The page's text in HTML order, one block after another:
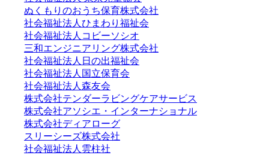
ぬくもりのおうち保育株式会社
社会福祉法人ひまわり福祉会
社会福祉法人コビーソシオ
三和エンジニアリング株式会社
社会福祉法人日の出福祉会
社会福祉法人国立保育会
社会福祉法人森友会
株式会社テンダーラビングケアサービス
株式会社アソシエ・インターナショナル
株式会社ディアローグ
スリーシーズ株式会社
社会福祉法人雲柱社